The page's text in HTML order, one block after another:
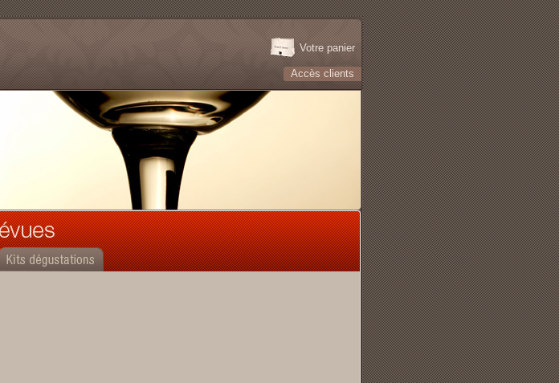
Votre panier
Accès clients